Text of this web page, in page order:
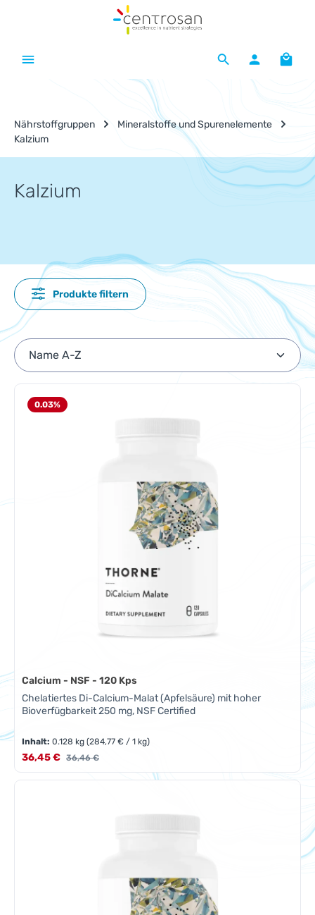
Zum Hauptinhalt springen
Nährstoffgruppen
Mineralstoffe und Spurenelemente
Kalzium
Kalzium
Produkte filtern
0.03%
Calcium - NSF - 120 Kps
Chelatiertes Di-Calcium-Malat (Apfelsäure) mit hoher
Bioverfügbarkeit 250 mg, NSF Certified
Inhalt:0.128 kg(284,77 € / 1 kg)
Verkaufspreis:
36,45 € Regulärer Preis:
36,46 €